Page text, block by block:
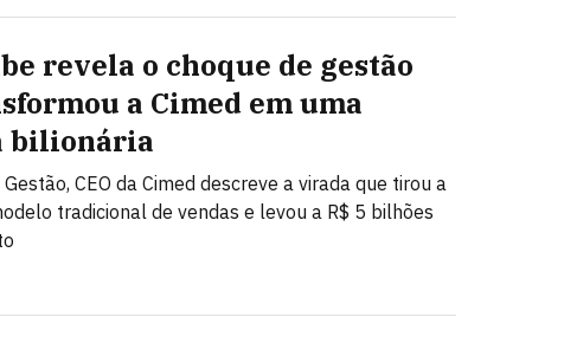
revela o choque de gestão
a Cimed em uma
bilionária
CEO da Cimed descreve a virada que tirou a
tradicional de vendas e levou a R$ 5 bilhões